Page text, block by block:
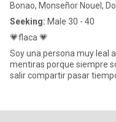
Bonao, Monseñor Nouel,
Seeking: Male 30 - 40
💗flaca 💗
Soy una persona muy leal
mentiras porque siempre
salir compartir pasar